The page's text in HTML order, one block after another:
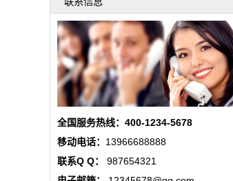
虹口这所有着70年历史的学校，今
桐梓：深耕“健康第一”理念 持续推
北京市怀柔区第一中学（北京十一
虹口这所有着70年历史的学校，今
全国服务热线：400-1234-5678
移动电话： 13966688888
联系Q Q： 987654321